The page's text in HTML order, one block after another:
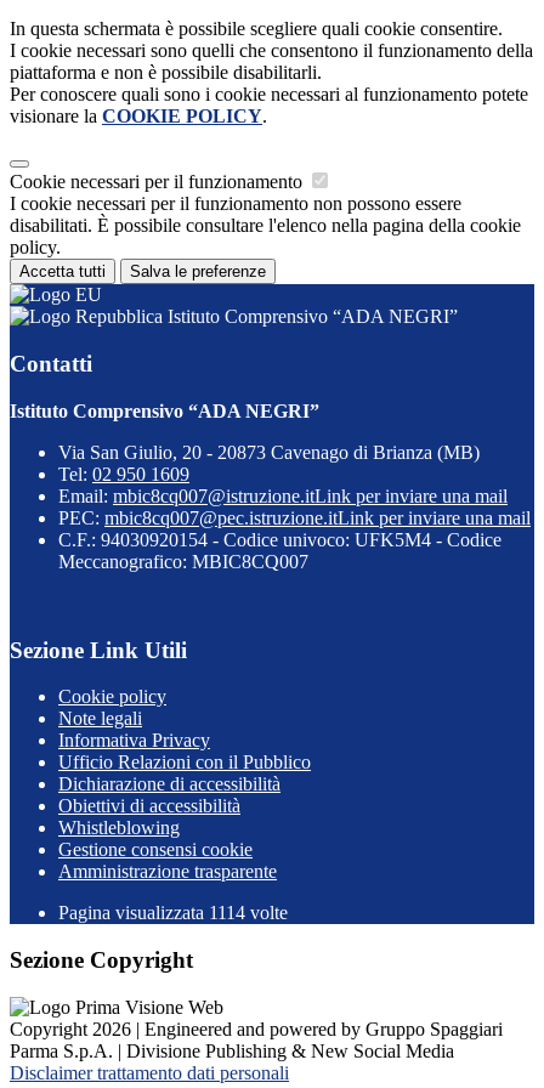
In questa schermata è possibile scegliere quali cookie consentire.
I cookie necessari sono quelli che consentono il funzionamento della
piattaforma e non è possibile disabilitarli.
Per conoscere quali sono i cookie necessari al funzionamento potete
visionare la COOKIE POLICY.
Cookie necessari per il funzionamento
I cookie necessari per il funzionamento non possono essere
disabilitati. È possibile consultare l'elenco nella pagina della cookie
policy.
Accetta tutti Salva le preferenze
Istituto Comprensivo “ADA NEGRI”
Contatti
Istituto Comprensivo “ADA NEGRI”
Via San Giulio, 20 - 20873 Cavenago di Brianza (MB)
Tel: 02 950 1609
Email: mbic8cq007@istruzione.itLink per inviare una mail
PEC: mbic8cq007@pec.istruzione.itLink per inviare una mail
C.F.: 94030920154 - Codice univoco: UFK5M4 - Codice
Meccanografico: MBIC8CQ007
Sezione Link Utili
Cookie policy
Note legali
Informativa Privacy
Ufficio Relazioni con il Pubblico
Dichiarazione di accessibilità
Obiettivi di accessibilità
Whistleblowing
Gestione consensi cookie
Amministrazione trasparente
Pagina visualizzata 1114 volte
Sezione Copyright
Copyright 2026 | Engineered and powered by Gruppo Spaggiari
Parma S.p.A. | Divisione Publishing & New Social Media
Disclaimer trattamento dati personali